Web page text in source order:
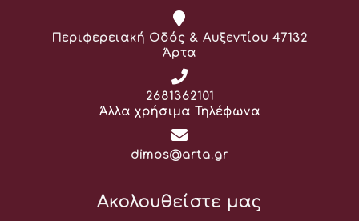
Διεύθυνση:
Περιφερειακή Οδός & Αυξεντίου 47132
Άρτα
Τηλέφωνο:
2681362101
Άλλα χρήσιμα Τηλέφωνα
Email:
dimos@arta.gr
Ακολουθείστε μας